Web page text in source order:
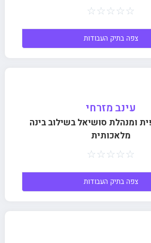
☆
☆
☆
☆
☆
צפה בתיק העבודות
עינב מזרחי
ומנהלת סושיאל בשילוב בינה
מלאכותית
☆
☆
☆
☆
☆
צפה בתיק העבודות